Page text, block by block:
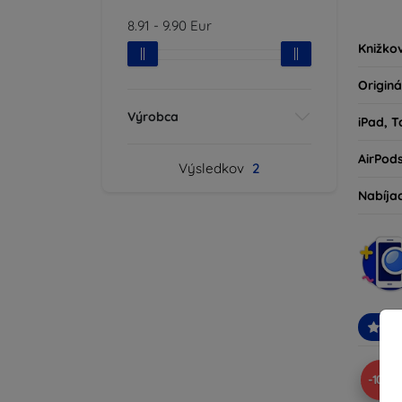
8.91 - 9.90 Eur
Výrobca
Výsledkov 2
kryty
iPad,
AirPods
-10%